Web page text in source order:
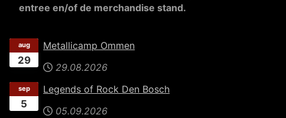
entree en/of de merchandise stand.
29
aug
Metallicamp Ommen
29.08.2026
5
sep
Legends of Rock Den Bosch
05.09.2026